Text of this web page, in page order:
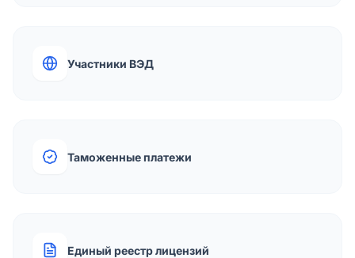
Участники ВЭД
Таможенные платежи
Единый реестр лицензий